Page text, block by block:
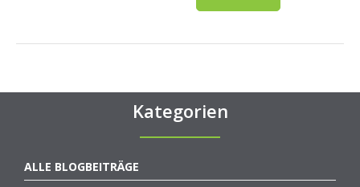
Kategorien
ALLE BLOGBEITRÄGE